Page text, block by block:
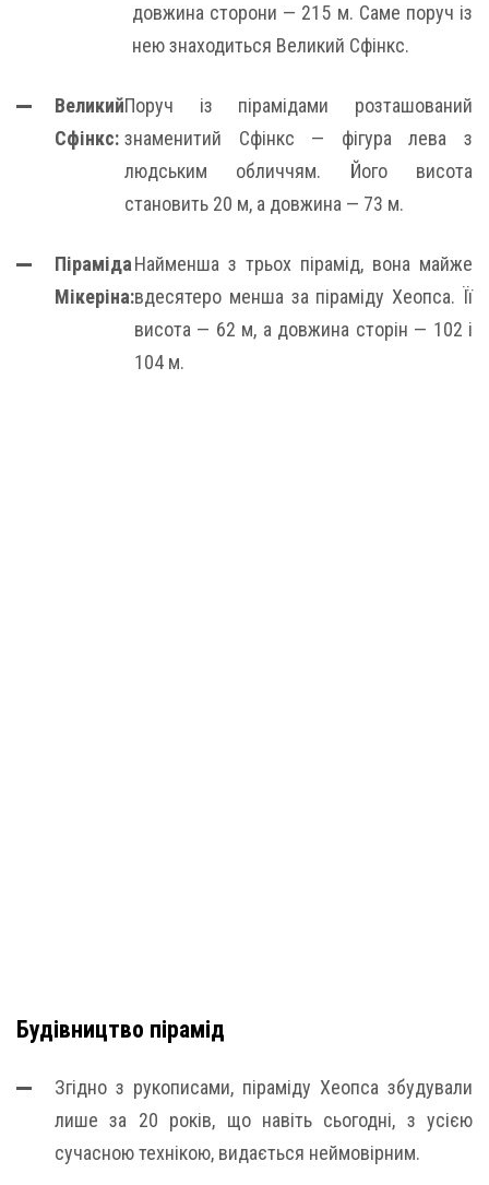
довжина сторони — 215 м. Саме поруч із
нею знаходиться Великий Сфінкс.
Великий
Сфінкс:
Поруч із пірамідами розташований
знаменитий Сфінкс — фігура лева з
людським обличчям. Його висота
становить 20 м, а довжина — 73 м.
Піраміда
Мікеріна:
Найменша з трьох пірамід, вона майже
вдесятеро менша за піраміду Хеопса. Її
висота — 62 м, а довжина сторін — 102 і
104 м.
Будівництво пірамід
Згідно з рукописами, піраміду Хеопса збудували
лише за 20 років, що навіть сьогодні, з усією
сучасною технікою, видається неймовірним.